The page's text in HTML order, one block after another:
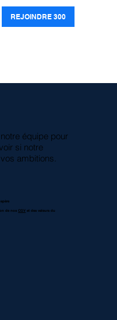
REJOINDRE 300
équipe pour
si notre
ambitions.
de nosCGV et des valeurs du